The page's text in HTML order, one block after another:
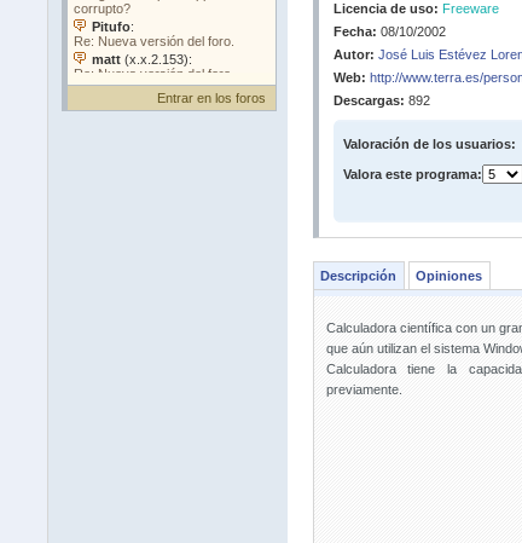
Entrar en los foros
Licencia de uso: Freeware
Fecha: 08/10/2002
Autor: José Luis Estévez
Web: http://www.terra.es/
Descargas: 892
Valoración de los usuarios:
Valora este programa:
Descripción Opiniones
Calculadora científica con un
que aún utilizan el sistema
Calculadora tiene la
previamente.